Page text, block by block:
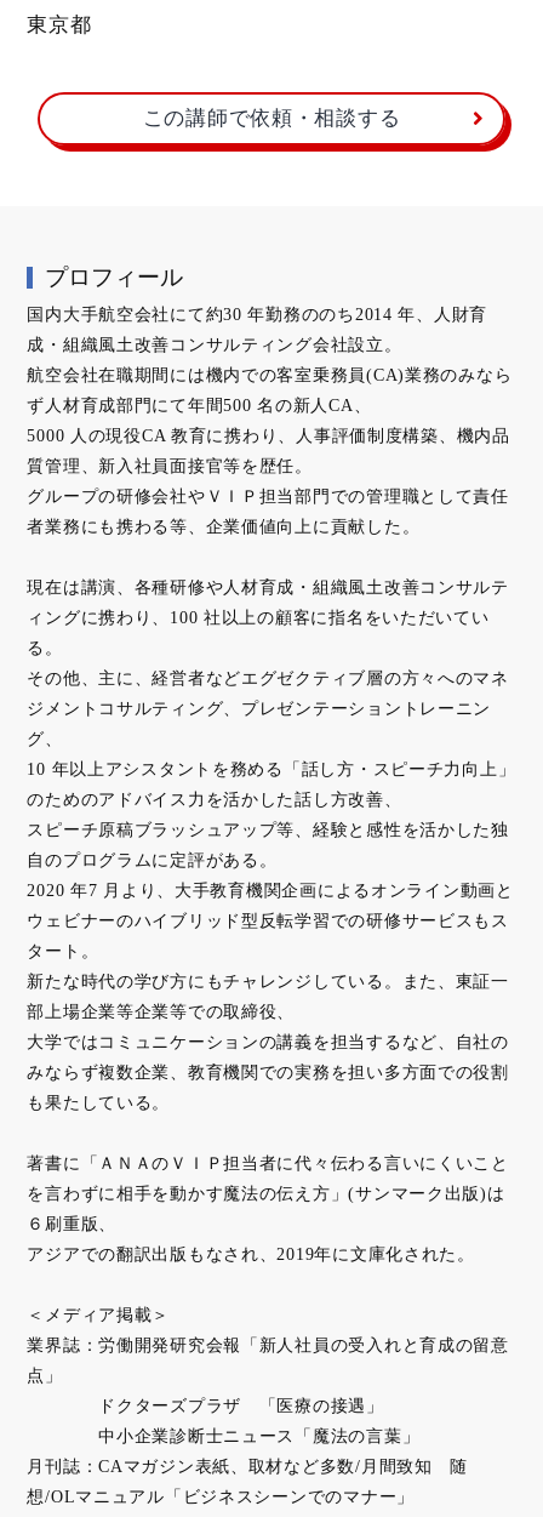
東京都
この講師で依頼・相談する
プロフィール
国内⼤⼿航空会社にて約30 年勤務ののち2014 年、⼈財育
成・組織⾵⼟改善コンサルティング会社設⽴。
航空会社在職期間には機内での客室乗務員(CA)業務のみなら
ず⼈材育成部⾨にて年間500 名の新⼈CA、
5000 ⼈の現役CA 教育に携わり、⼈事評価制度構築、機内品
質管理、新⼊社員⾯接官等を歴任。
グループの研修会社やＶＩＰ担当部⾨での管理職として責任
者業務にも携わる等、企業価値向上に貢献した。
現在は講演、各種研修や⼈材育成・組織⾵⼟改善コンサルテ
ィングに携わり、100 社以上の顧客に指名をいただいてい
る。
その他、主に、経営者などエグゼクティブ層の⽅々へのマネ
ジメントコサルティング、プレゼンテーショントレーニン
グ、
10 年以上アシスタントを務める「話し⽅・スピーチ⼒向上」
のためのアドバイス⼒を活かした話し⽅改善、
スピーチ原稿ブラッシュアップ等、経験と感性を活かした独
⾃のプログラムに定評がある。
2020 年7 ⽉より、⼤⼿教育機関企画によるオンライン動画と
ウェビナーのハイブリッド型反転学習での研修サービスもス
タート。
新たな時代の学び⽅にもチャレンジしている。また、東証⼀
部上場企業等企業等での取締役、
⼤学ではコミュニケーションの講義を担当するなど、⾃社の
みならず複数企業、教育機関での実務を担い多⽅⾯での役割
も果たしている。
著書に「ＡＮＡのＶＩＰ担当者に代々伝わる⾔いにくいこと
を⾔わずに相⼿を動かす魔法の伝え⽅」(サンマーク出版)は
６刷重版、
アジアでの翻訳出版もなされ、2019年に⽂庫化された。
＜メディア掲載＞
業界誌：労働開発研究会報「新人社員の受入れと育成の留意
点」
ドクターズプラザ 「医療の接遇」
中小企業診断士ニュース「魔法の言葉」
月刊誌：CAマガジン表紙、取材など多数/月間致知 随
想/OLマニュアル「ビジネスシーンでのマナー」